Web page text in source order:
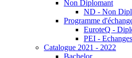
Non Diplomant
ND - Non
Programme
EuroteQ -
PEI -
Catalogue 2021 - 2022
Bachelor